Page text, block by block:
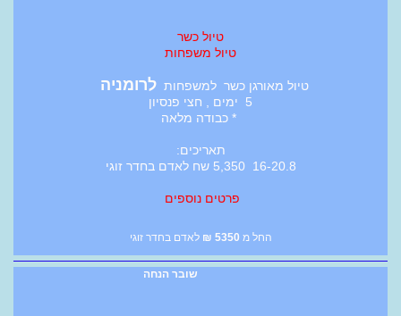
טיול כשר
טיול משפחות
טיול מאורגן כשר למשפחותלרומניה
5 ימים , חצי פנסיון
* כבודה מלאה
תאריכים:
16-20.8 5,350 שח לאדם בחדר זוגי
פרטים נוספים
החל מ 5350
₪ לאדם בחדר זוגי
שובר הנחה